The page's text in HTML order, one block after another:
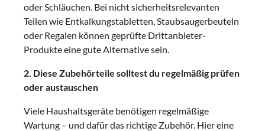
oder Schläuchen. Bei nicht sicherheitsrelevanten
Teilen wie Entkalkungstabletten, Staubsaugerbeuteln
oder Regalen können geprüfte Drittanbieter-
Produkte eine gute Alternative sein.
2. Diese Zubehörteile solltest du regelmäßig prüfen
oder austauschen
Viele Haushaltsgeräte benötigen regelmäßige
Wartung – und dafür das richtige Zubehör. Hier eine